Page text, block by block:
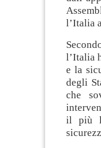
l’Italia
l’Italia
e la
degli
che
il più